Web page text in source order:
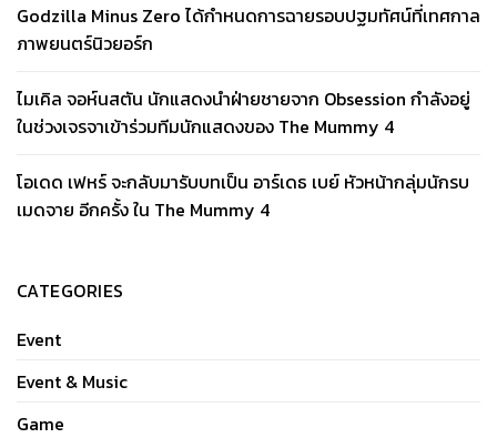
Godzilla Minus Zero ได้กำหนดการฉายรอบปฐมทัศน์ที่เทศกาล
ภาพยนตร์นิวยอร์ก
ไมเคิล จอห์นสตัน นักแสดงนำฝ่ายชายจาก Obsession กำลังอยู่
ในช่วงเจรจาเข้าร่วมทีมนักแสดงของ The Mummy 4
โอเดด เฟหร์ จะกลับมารับบทเป็น อาร์เดธ เบย์ หัวหน้ากลุ่มนักรบ
เมดจาย อีกครั้ง ใน The Mummy 4
CATEGORIES
Event
Event & Music
Game